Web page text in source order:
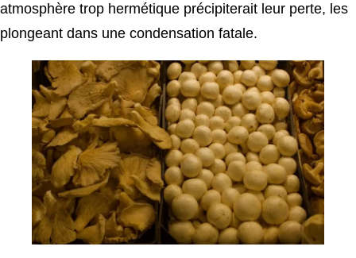
atmosphère trop hermétique précipiterait leur perte, les
plongeant dans une condensation fatale.